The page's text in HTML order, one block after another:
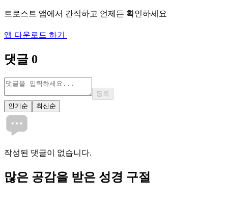
트로스트 앱에서 간직하고 언제든 확인하세요
앱 다운로드 하기
댓글 0
등록
인기순
최신순
작성된 댓글이 없습니다.
많은 공감을 받은 성경 구절